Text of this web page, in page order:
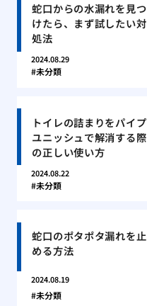
蛇口からの水漏れを見つ
けたら、まず試したい対
処法
2024.08.29
未分類
トイレの詰まりをパイプ
ユニッシュで解消する際
の正しい使い方
2024.08.22
未分類
蛇口のポタポタ漏れを止
める方法
2024.08.19
未分類